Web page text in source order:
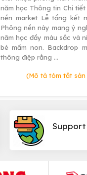
năm học Thông tin Chi
nền market Lễ tổng kết
Phông nền này mang ý
năm học đầy màu sắc và
bé mầm non. Backdrop
thông điệp rằng …
(Mô tả tóm tắt sản